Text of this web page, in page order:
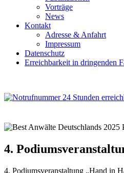
Vorträge
News
Kontakt
Adresse & Anfahrt
Impressum
Datenschutz
Erreichbarkeit in dringenden
4.
4. Podiumsveranstaltung „Hand in